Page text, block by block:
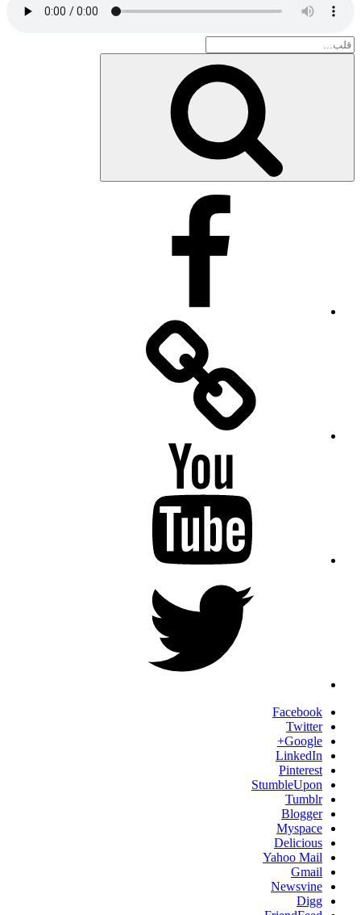
Search
for:
Facebook
Twitter
Google+
LinkedIn
Pinterest
StumbleUpon
Tumblr
Blogger
Myspace
Delicious
Yahoo Mail
Gmail
Newsvine
Digg